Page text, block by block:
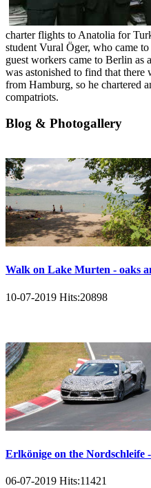
charter flights to Anatolia for
student Vural Öger, who came
guest workers came to Berlin as
was astonished to find that
from Hamburg, so he chartered
compatriots.
Blog & Photogallery
Walk on Lake Murten - oaks
10-07-2019 Hits:20898
Erlkönige on the
06-07-2019 Hits:11421